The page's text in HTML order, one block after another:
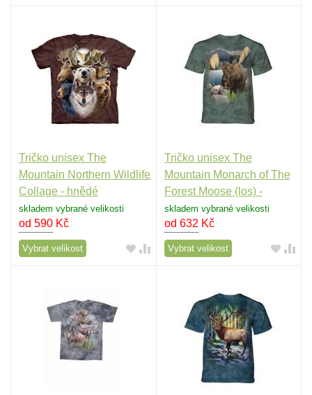
Tričko unisex The
Mountain Northern Wildlife
Collage - hnědé
skladem vybrané velikosti
od 590 Kč
Vybrat velikost
Tričko unisex The
Mountain Monarch of The
Forest Moose (los) -
zelené
skladem vybrané velikosti
od 632 Kč
Vybrat velikost